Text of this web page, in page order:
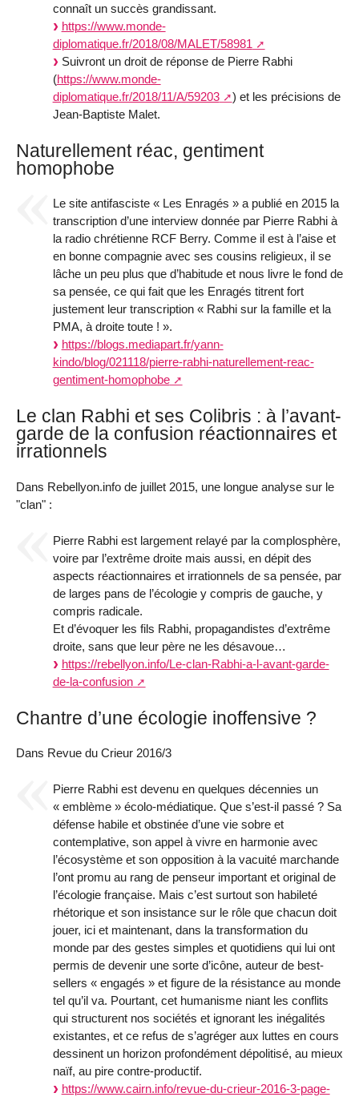
connaît un succès grandissant.
https://www.monde-
diplomatique.fr/2018/08/MALET/58981
Suivront un droit de réponse de Pierre Rabhi
(https://www.monde-
diplomatique.fr/2018/11/A/59203
) et les précisions de
Jean-Baptiste Malet.
Naturellement réac, gentiment
homophobe
Le site antifasciste « Les Enragés » a publié en 2015 la
transcription d’une interview donnée par Pierre Rabhi à
la radio chrétienne RCF Berry. Comme il est à l’aise et
en bonne compagnie avec ses cousins religieux, il se
lâche un peu plus que d’habitude et nous livre le fond de
sa pensée, ce qui fait que les Enragés titrent fort
justement leur transcription « Rabhi sur la famille et la
PMA, à droite toute ! ».
https://blogs.mediapart.fr/yann-
kindo/blog/021118/pierre-rabhi-naturellement-reac-
gentiment-homophobe
Le clan Rabhi et ses Colibris : à l’avant-
garde de la confusion réactionnaires et
irrationnels
Dans Rebellyon.info de juillet 2015, une longue analyse sur le
"clan" :
Pierre Rabhi est largement relayé par la complosphère,
voire par l’extrême droite mais aussi, en dépit des
aspects réactionnaires et irrationnels de sa pensée, par
de larges pans de l’écologie y compris de gauche, y
compris radicale.
Et d’évoquer les fils Rabhi, propagandistes d’extrême
droite, sans que leur père ne les désavoue…
https://rebellyon.info/Le-clan-Rabhi-a-l-avant-garde-
de-la-confusion
Chantre d’une écologie inoffensive ?
Dans Revue du Crieur 2016/3
Pierre Rabhi est devenu en quelques décennies un
« emblème » écolo-médiatique. Que s’est-il passé ? Sa
défense habile et obstinée d’une vie sobre et
contemplative, son appel à vivre en harmonie avec
l’écosystème et son opposition à la vacuité marchande
l’ont promu au rang de penseur important et original de
l’écologie française. Mais c’est surtout son habileté
rhétorique et son insistance sur le rôle que chacun doit
jouer, ici et maintenant, dans la transformation du
monde par des gestes simples et quotidiens qui lui ont
permis de devenir une sorte d’icône, auteur de best-
sellers « engagés » et figure de la résistance au monde
tel qu’il va. Pourtant, cet humanisme niant les conflits
qui structurent nos sociétés et ignorant les inégalités
existantes, et ce refus de s’agréger aux luttes en cours
dessinent un horizon profondément dépolitisé, au mieux
naïf, au pire contre-productif.
https://www.cairn.info/revue-du-crieur-2016-3-page-